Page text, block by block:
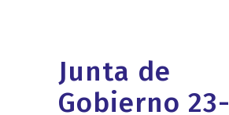
Junta de
Gobierno 23-